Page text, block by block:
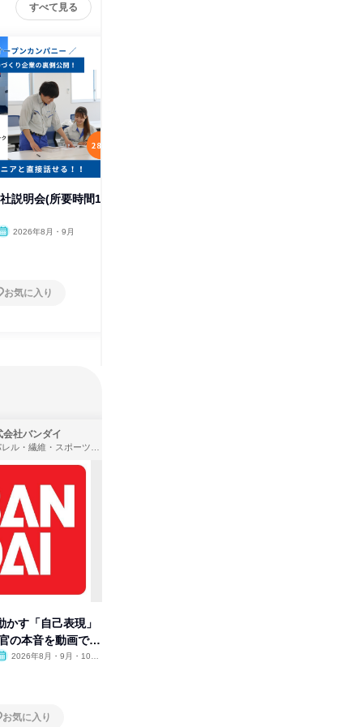
すべて見る
社説明会(所要時間1
2026年8月・9月
お気に入り
会社バンダイ
アパレル・繊維・スポーツメーカー、製造・メーカー、ゲーム制作・販売
かす「自己表現」
の本音を動画で公
2026年8月・9月・10
お気に入り